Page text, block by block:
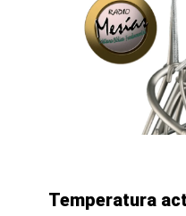
Temperatura